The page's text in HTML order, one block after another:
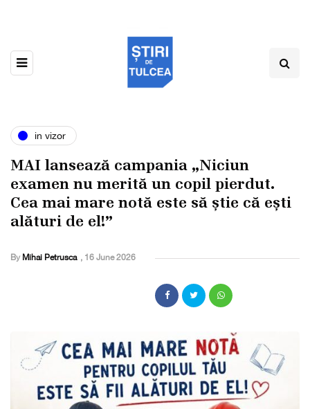
in vizor
MAI lansează campania „Niciun
examen nu merită un copil pierdut.
Cea mai mare notă este să știe că ești
alături de el!”
By Mihai Petrusca , 16 June 2026